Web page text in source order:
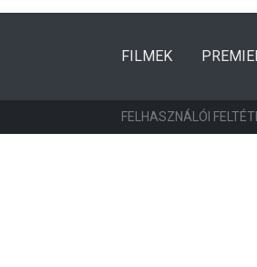
FILMEK(CURRENT)
FELHASZNÁLÓI